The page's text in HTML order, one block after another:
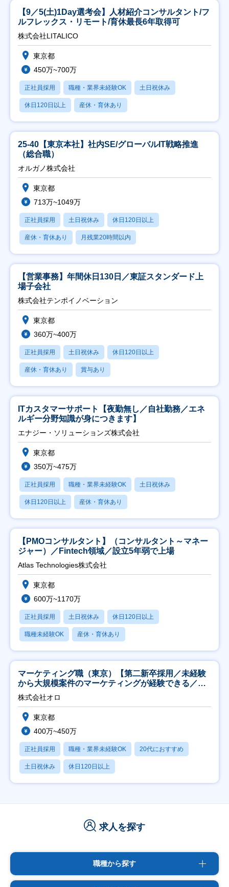
【9／5(土)1Day選考会】人材紹介コンサルタント/フ
ルフレックス・リモート/育休最長6年取得可
株式会社LITALICO
東京都
450万~700万
正社員採用 職種・業界未経験OK 土日祝休み
休日120日以上 産休・育休あり
25-40【東京本社】社内SE/グローバルIT戦略推進
（総合職）
オルガノ株式会社
東京都
713万~1049万
正社員採用 土日祝休み 休日120日以上
産休・育休あり 月残業20時間以内
【営業事務】年間休日130日／東証スタンダード上
場子会社
株式会社テンポイノベーション
東京都
360万~400万
正社員採用 土日祝休み 休日120日以上
産休・育休あり 賞与あり
ITカスタマーサポート【夜勤無し／自社勤務／エネ
ルギー分野知識が身につきます】
エナジー・ソリューションズ株式会社
東京都
350万~475万
正社員採用 職種・業界未経験OK 土日祝休み
休日120日以上 産休・育休あり
【PMOコンサルタント】（コンサルタント～マネー
ジャー）／Fintech領域／設立5年弱で上場
Atlas Technologies株式会社
東京都
600万~1170万
正社員採用 土日祝休み 休日120日以上
職種未経験OK 産休・育休あり
マーケティング職（東京）【第二新卒採用／未経験
から大規模案件のマーケティングが経験できる／研
修充実】
株式会社オロ
東京都
400万~450万
正社員採用 職種・業界未経験OK 20代におすすめ
土日祝休み 休日120日以上
求人を探す
職種から探す